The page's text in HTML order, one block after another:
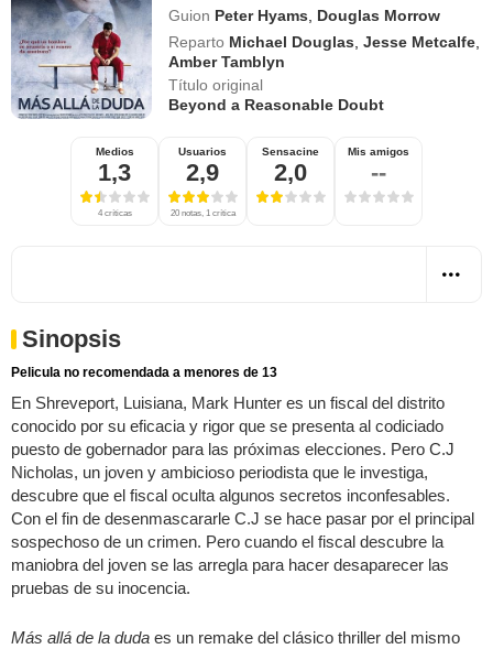
Guion Peter Hyams
Douglas Morrow
Reparto Michael Douglas ,Jesse Metcalfe
Amber Tamblyn
Título original
Beyond a Reasonable Doubt
Medios
1,3
4 críticas
Usuarios
2,9
20 notas, 1 crítica
Sensacine
2,0
Mis amigos
--
Sinopsis
Pelicula no recomendada a menores de 13
En Shreveport, Luisiana, Mark Hunter es un fiscal del distrito
conocido por su eficacia y rigor que se presenta al codiciado
puesto de gobernador para las próximas elecciones. Pero C.J
Nicholas, un joven y ambicioso periodista que le investiga,
descubre que el fiscal oculta algunos secretos inconfesables.
Con el fin de desenmascararle C.J se hace pasar por el principal
sospechoso de un crimen. Pero cuando el fiscal descubre la
maniobra del joven se las arregla para hacer desaparecer las
pruebas de su inocencia.
Más allá de la duda es un remake del clásico thriller del mismo